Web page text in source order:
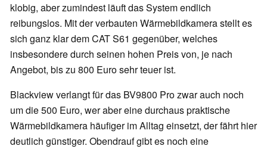
klobig, aber zumindest läuft das System endlich
reibungslos. Mit der verbauten Wärmebildkamera stellt es
sich ganz klar dem CAT S61 gegenüber, welches
insbesondere durch seinen hohen Preis von, je nach
Angebot, bis zu 800 Euro sehr teuer ist.
Blackview verlangt für das BV9800 Pro zwar auch noch
um die 500 Euro, wer aber eine durchaus praktische
Wärmebildkamera häufiger im Alltag einsetzt, der fährt hier
deutlich günstiger. Obendrauf gibt es noch eine